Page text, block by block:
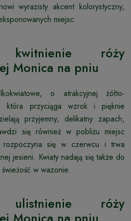
wyrazisty akcent kolorystyczny,
miejsc.
róży
Monica na pniu
o atrakcyjnej żółto-
która przyciąga wzrok i pięknie
przyjemny, delikatny zapach,
się również w pobliżu miejsc
rozpoczyna się w czerwcu i trwa
jesieni. Kwiaty nadają się także do
w wazonie.
róży